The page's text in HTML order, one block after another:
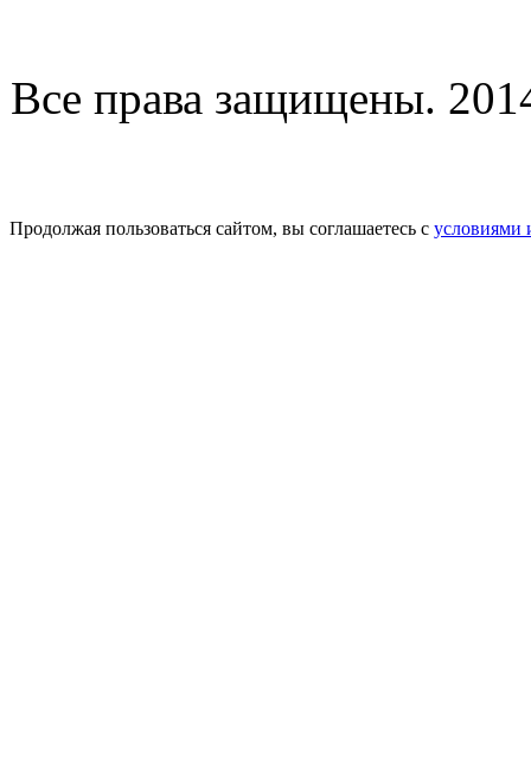
Все права защищены.
Продолжая пользоваться сайтом, вы соглашаетесь с условиями